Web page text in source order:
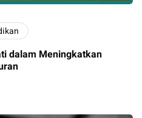
dalam Meningkatkan